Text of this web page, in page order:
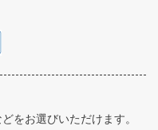
をお選びいただけます。